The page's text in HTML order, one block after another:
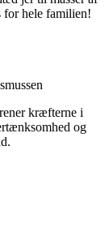
for hele familien!
kræfterne i
og